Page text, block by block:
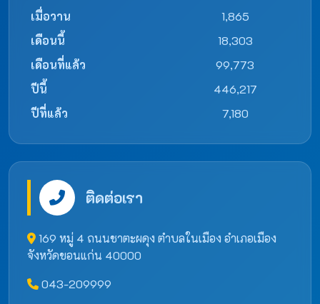
เมื่อวาน
1,865
เดือนนี้
18,303
เดือนที่แล้ว
99,773
ปีนี้
446,217
ปีที่แล้ว
7,180
ติดต่อเรา
169 หมู่ 4 ถนนชาตะผดุง ตำบลในเมือง อำเภอเมือง
จังหวัดขอนแก่น 40000
043-209999